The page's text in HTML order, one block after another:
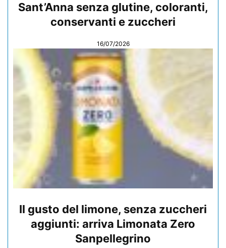
Sant’Anna senza glutine, coloranti,
conservanti e zuccheri
16/07/2026
Il gusto del limone, senza zuccheri
aggiunti: arriva Limonata Zero
Sanpellegrino